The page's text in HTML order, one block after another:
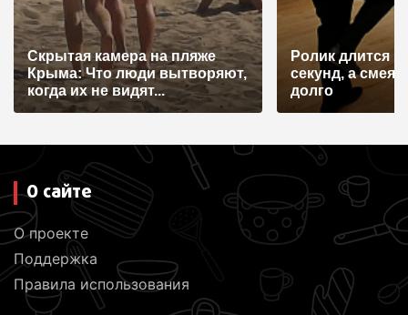
и
с
я
м
Скрытая камера на пляже
Крыма: Что люди вытворяют,
когда их не видят...
Ролик длится
секунд, а
долго
О сайте
О проекте
Поддержка
Правила использования